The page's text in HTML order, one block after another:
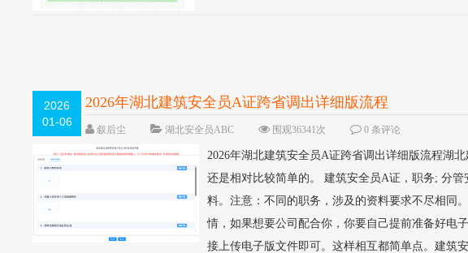
2026
01-06
2026年湖北建筑安全员A证跨省调出详细版流程
叙后尘 湖北安全员ABC 围观36341次 0 条评论
2026年湖北建筑安全员A证跨省调出详细版流程湖
还是相对比较简单的。 建筑安全员A证，职务; 分
料。注意：不同的职务，涉及的资料要求不尽相同
情，如果想要公司配合你，你要自己提前准备好电
接上传电子版文件即可。这样相互都简单点。建筑